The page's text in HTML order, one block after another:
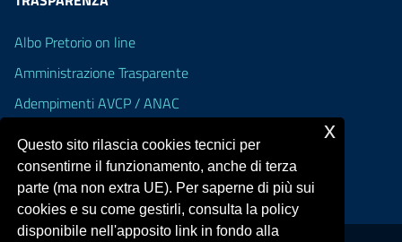
Albo Pretorio on line
Amministrazione Trasparente
Adempimenti AVCP / ANAC
Dichiarazione di accessibilità
Questo sito rilascia cookies tecnici per
consentirne il funzionamento, anche di terza
parte (ma non extra UE). Per saperne di più sui
cookies e su come gestirli, consulta la policy
disponibile nell'apposito link in fondo alla
x